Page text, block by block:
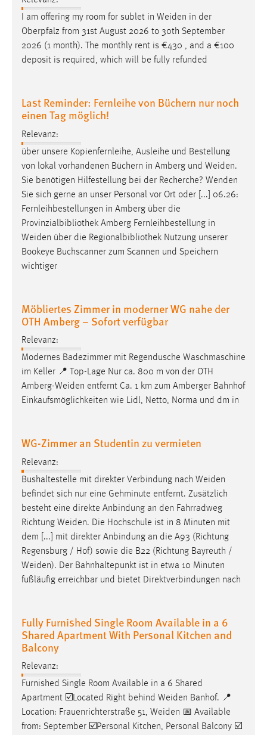
I am offering my room for sublet in Weiden in der
Oberpfalz from 31st August 2026 to 30th September
2026 (1 month). The monthly rent is €430 , and a €100
deposit is required, which will be fully refunded
Last Reminder: Fernleihe von Büchern nur noch
einen Tag möglich!
Relevanz:
über unsere Kopienfernleihe, Ausleihe und Bestellung
von lokal vorhandenen Büchern in Amberg und Weiden.
Sie benötigen Hilfestellung bei der Recherche? Wenden
Sie sich gerne an unser Personal vor Ort oder [...] 06.26:
Fernleihbestellungen in Amberg über die
Provinzialbibliothek Amberg Fernleihbestellung in
Weiden über die Regionalbibliothek Nutzung unserer
Bookeye Buchscanner zum Scannen und Speichern
wichtiger
Möbliertes Zimmer in moderner WG nahe der
OTH Amberg – Sofort verfügbar
Relevanz:
Modernes Badezimmer mit Regendusche Waschmaschine
im Keller 📍 Top-Lage Nur ca. 800 m von der OTH
Amberg-Weiden entfernt Ca. 1 km zum Amberger Bahnhof
Einkaufsmöglichkeiten wie Lidl, Netto, Norma und dm in
WG-Zimmer an Studentin zu vermieten
Relevanz:
Bushaltestelle mit direkter Verbindung nach Weiden
befindet sich nur eine Gehminute entfernt. Zusätzlich
besteht eine direkte Anbindung an den Fahrradweg
Richtung Weiden. Die Hochschule ist in 8 Minuten mit
dem [...] mit direkter Anbindung an die A93 (Richtung
Regensburg / Hof) sowie die B22 (Richtung Bayreuth /
Weiden). Der Bahnhaltepunkt ist in etwa 10 Minuten
fußläufig erreichbar und bietet Direktverbindungen nach
Fully Furnished Single Room Available in a 6
Shared Apartment With Personal Kitchen and
Balcony
Relevanz:
Furnished Single Room Available in a 6 Shared
Apartment ☑️Located Right behind Weiden Banhof. 📍
Location: Frauenrichterstraße 51, Weiden 📅 Available
from: September ☑️Personal Kitchen, Personal Balcony ☑️